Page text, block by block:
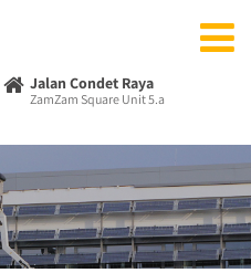
Jalan Condet Raya
ZamZam Square Unit 5.a